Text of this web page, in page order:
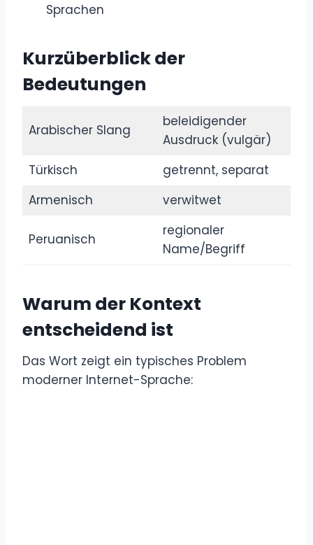
Sprachen
Kurzüberblick der
Bedeutungen
Arabischer Slang
beleidigender
Ausdruck (vulgär)
Türkisch
getrennt, separat
Armenisch
verwitwet
Peruanisch
regionaler
Name/Begriff
Warum der Kontext
entscheidend ist
Das Wort zeigt ein typisches Problem
moderner Internet-Sprache: